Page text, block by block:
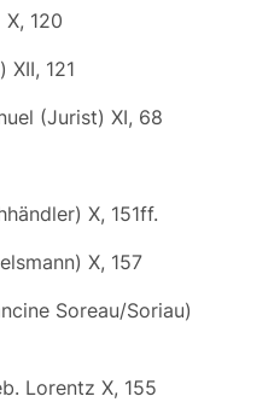
120
XII, 121
(Jurist) XI, 68
X, 151ff.
X, 157
Soreau/Soriau)
Lorentz X, 155